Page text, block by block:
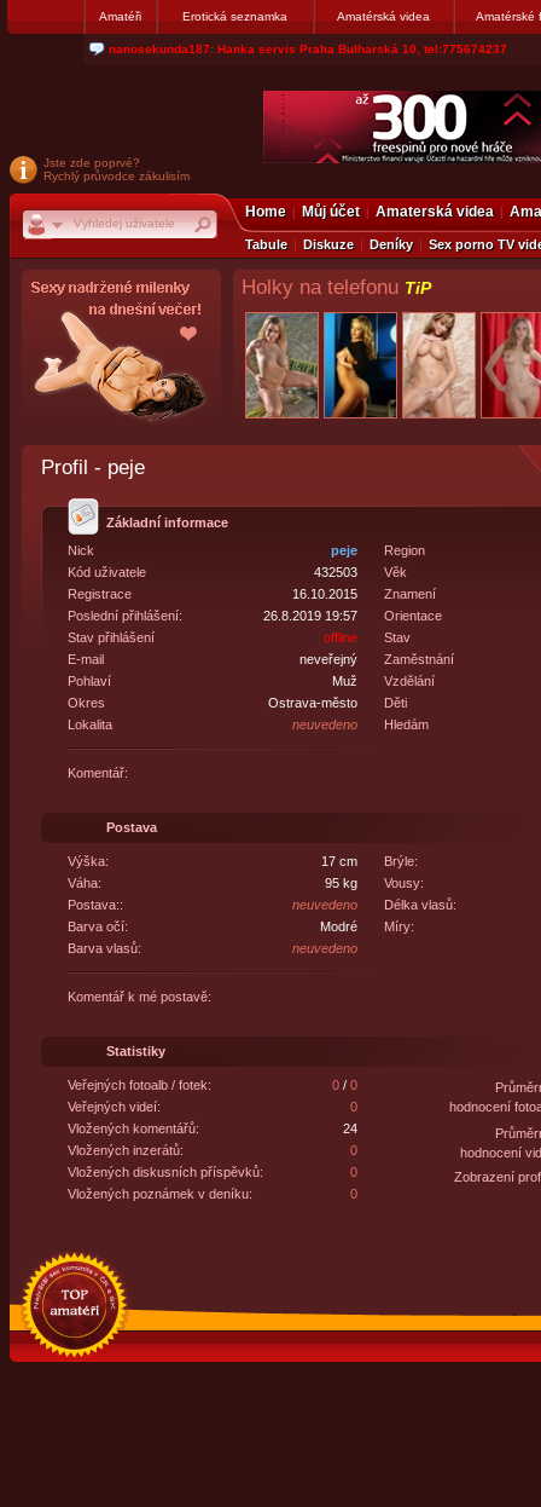
Amatéři Erotická seznamka Amatérská videa Amatérské
nanosekunda187: Hanka servis Praha Bulharská 10, tel:775674237
Jste zde poprvé?
Rychlý průvodce zákulisím
Home Můj účet Amaterská videa
Tabule Diskuze Deníky Sex porno TV
Holky na telefonu TiP
Profil - peje
Základní informace
Nick
peje
Kód uživatele
432503
Registrace
16.10.2015
Poslední přihlášení:
26.8.2019 19:57
Stav přihlášení
offline
E-mail
neveřejný
Pohlaví
Muž
Okres
Ostrava-město
Lokalita
neuvedeno
Region
Věk
Znamení
Orientace
Stav
Zaměstnání
Vzdělání
Děti
Hledám
Komentář:
Postava
Výška:
17 cm
Váha:
95 kg
Postava::
neuvedeno
Barva očí:
Modré
Barva vlasů:
neuvedeno
Brýle:
Vousy:
Délka vlasů:
Míry:
Komentář k mé postavě:
Statistiky
Veřejných fotoalb / fotek: 0/ 0
Veřejných videí:
0
Vložených komentářů:
24
Vložených inzerátů:
0
Vložených diskusních příspěvků:
0
Vložených poznámek v deníku:
0
hodnocení
hodnocení
Zobrazení